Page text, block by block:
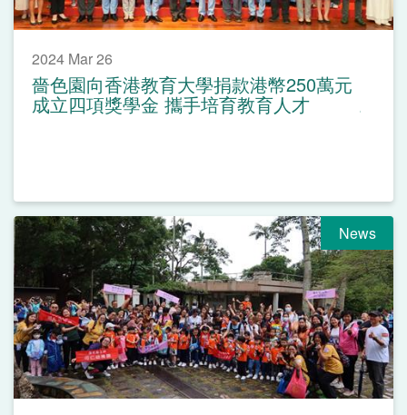
2024 Mar 26
嗇色園向香港教育大學捐款港幣250萬元
成立四項獎學金 攜手培育教育人才
News